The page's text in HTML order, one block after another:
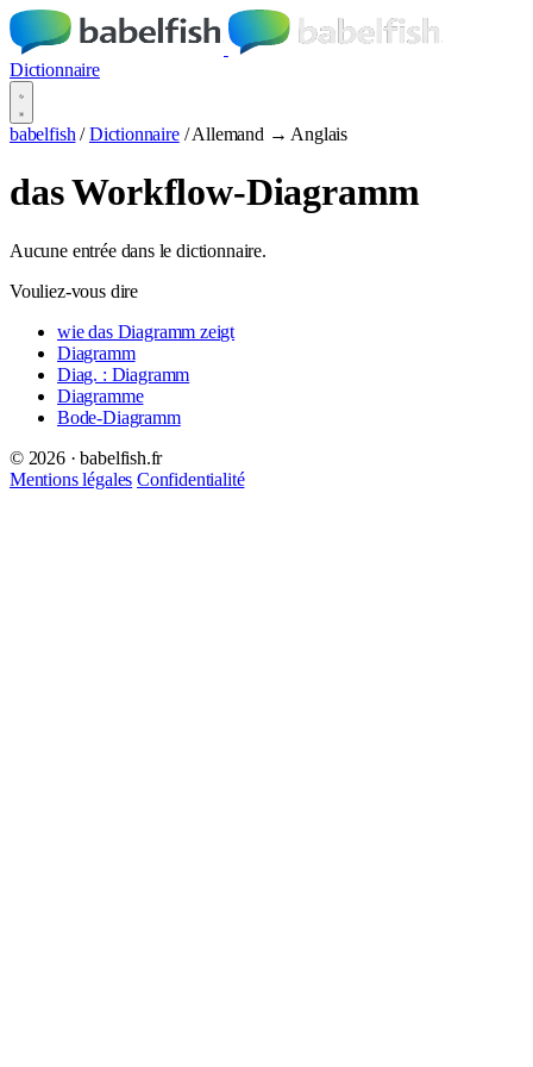
Dictionnaire
babelfish / Dictionnaire / Allemand → Anglais
das Workflow-Diagramm
Aucune entrée dans le dictionnaire.
Vouliez-vous dire
wie das Diagramm zeigt
Diagramm
Diag. : Diagramm
Diagramme
Bode-Diagramm
© 2026 · babelfish.fr
Mentions légales Confidentialité